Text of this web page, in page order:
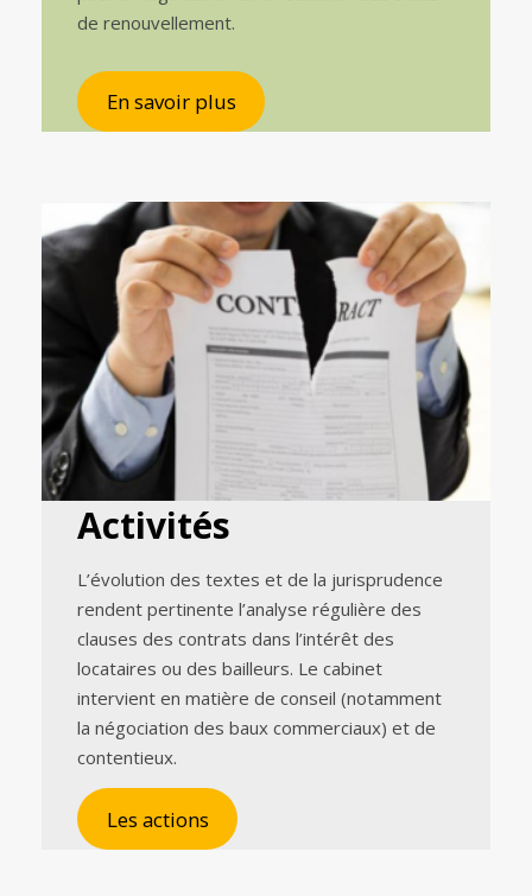
de renouvellement.
En savoir plus
Activités
L’évolution des textes et de la jurisprudence
rendent pertinente l’analyse régulière des
clauses des contrats dans l’intérêt des
locataires ou des bailleurs. Le cabinet
intervient en matière de conseil (notamment
la négociation des baux commerciaux) et de
contentieux.
Les actions